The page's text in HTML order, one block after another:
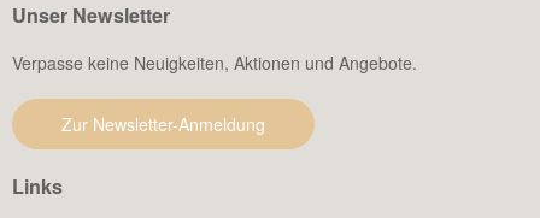
Unser Newsletter
Verpasse keine Neuigkeiten, Aktionen und Angebote.
Zur Newsletter-Anmeldung
Links